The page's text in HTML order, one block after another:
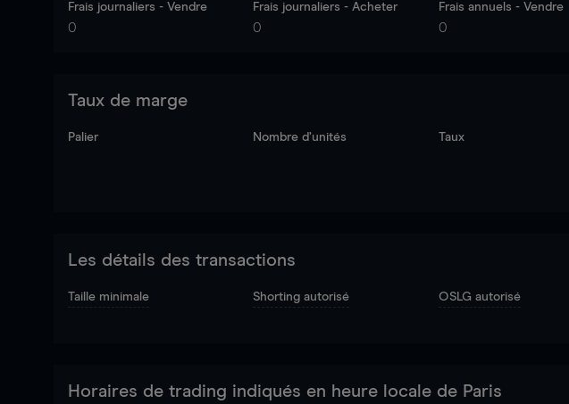
Frais journaliers - Vendre
0
Frais journaliers - Acheter
0
Frais annuels - Vendre
0
Taux de marge
Palier Nombre d’unités Taux
Les détails des transactions
Taille minimale Shorting autorisé OSLG autorisé
Horaires de trading indiqués en heure locale de Paris